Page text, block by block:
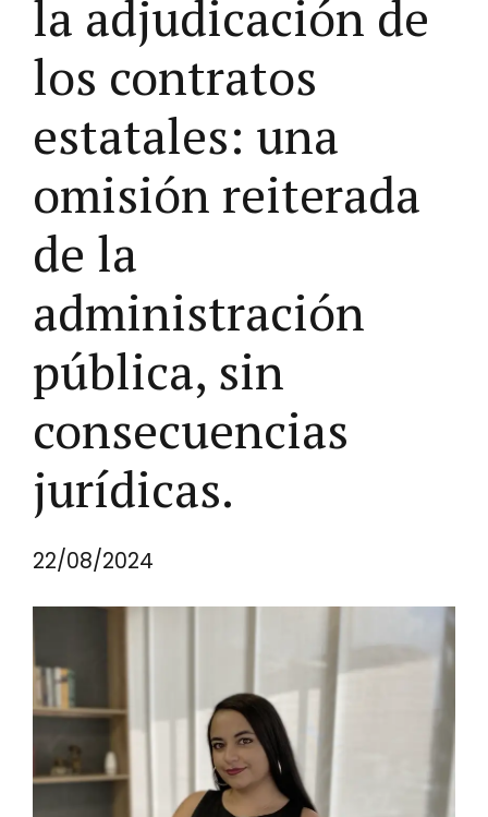
la adjudicación de
los contratos
estatales: una
omisión reiterada
de la
administración
pública, sin
consecuencias
jurídicas.
22/08/2024